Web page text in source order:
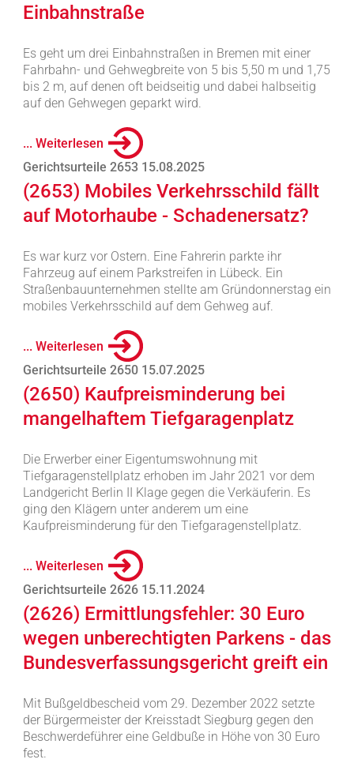
Einbahnstraße
Es geht um drei Einbahnstraßen in Bremen mit einer
Fahrbahn- und Gehwegbreite von 5 bis 5,50 m und 1,75
bis 2 m, auf denen oft beidseitig und dabei halbseitig
auf den Gehwegen geparkt wird.
... Weiterlesen
Gerichtsurteile 2653 15.08.2025
(2653) Mobiles Verkehrsschild fällt
auf Motorhaube - Schadenersatz?
Es war kurz vor Ostern. Eine Fahrerin parkte ihr
Fahrzeug auf einem Parkstreifen in Lübeck. Ein
Straßenbauunternehmen stellte am Gründonnerstag ein
mobiles Verkehrsschild auf dem Gehweg auf.
... Weiterlesen
Gerichtsurteile 2650 15.07.2025
(2650) Kaufpreisminderung bei
mangelhaftem Tiefgaragenplatz
Die Erwerber einer Eigentumswohnung mit
Tiefgaragenstellplatz erhoben im Jahr 2021 vor dem
Landgericht Berlin II Klage gegen die Verkäuferin. Es
ging den Klägern unter anderem um eine
Kaufpreisminderung für den Tiefgaragenstellplatz.
... Weiterlesen
Gerichtsurteile 2626 15.11.2024
(2626) Ermittlungsfehler: 30 Euro
wegen unberechtigten Parkens - das
Bundesverfassungsgericht greift ein
Mit Bußgeldbescheid vom 29. Dezember 2022 setzte
der Bürgermeister der Kreisstadt Siegburg gegen den
Beschwerdeführer eine Geldbuße in Höhe von 30 Euro
fest.